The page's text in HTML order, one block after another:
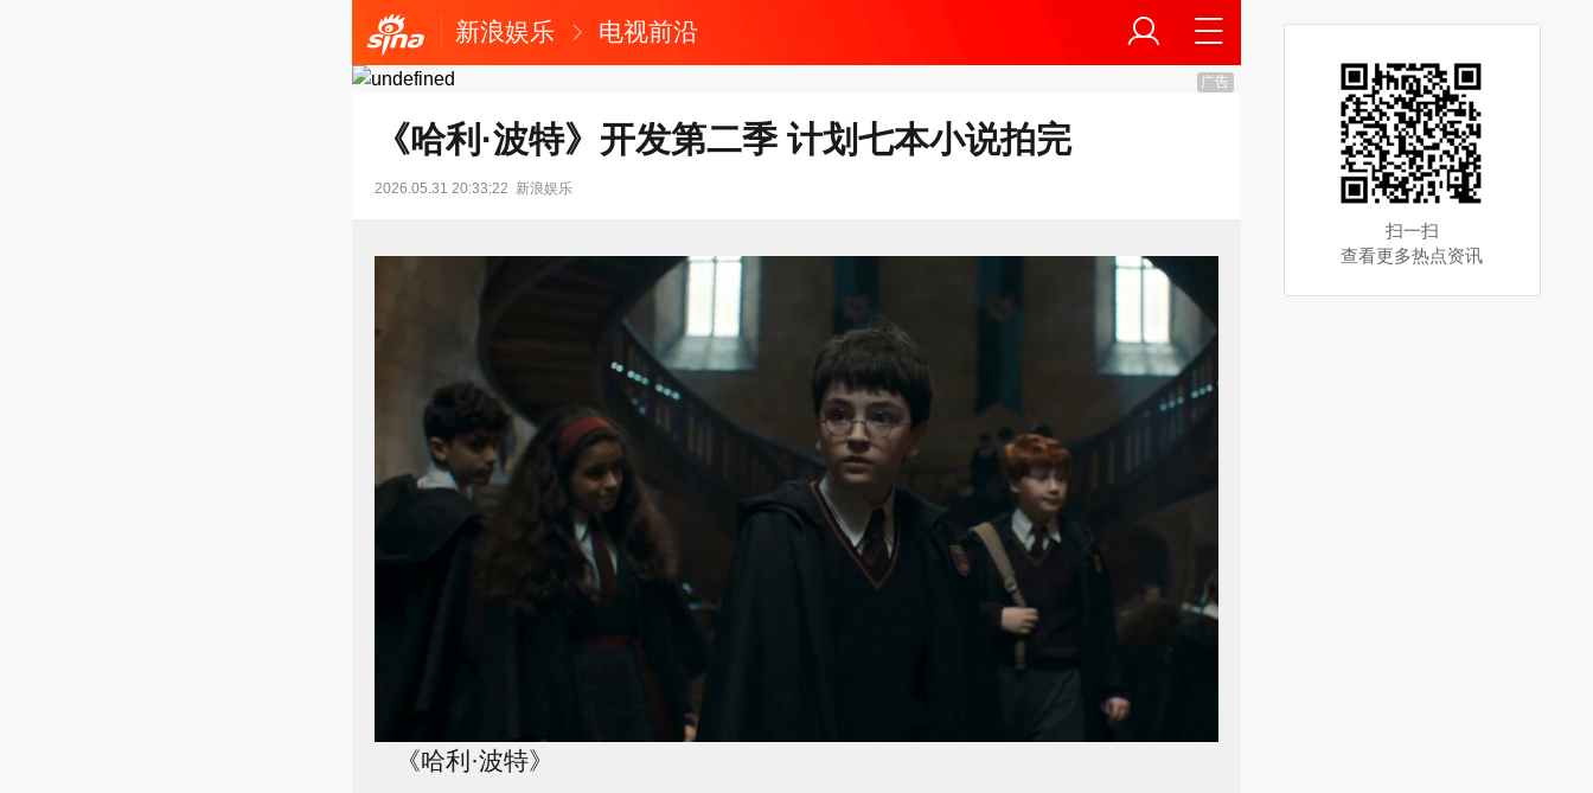
新浪娱乐 电视前沿
广告
《哈利·波特》开发第二季 计划七本小说拍完
2026.05.31 20:33:22 新浪娱乐
《哈利·波特》
扫一扫
查看更多热点资讯